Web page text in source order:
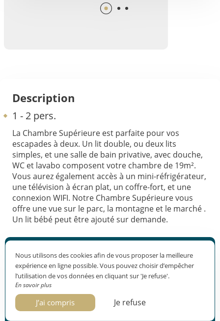
Description
1 - 2 pers.
La Chambre Supérieure est parfaite pour vos
escapades à deux. Un lit double, ou deux lits
simples, et une salle de bain privative, avec douche,
WC et lavabo composent votre chambre de 19m².
Vous aurez également accès à un mini-réfrigérateur,
une télévision à écran plat, un coffre-fort, et une
connexion WIFI. Notre Chambre Supérieure vous
offre une vue sur le parc, la montagne et le marché .
Un lit bébé peut être ajouté sur demande.
Caractéristiques
2 personnes
19m²
Vue parc/marché/montagne
Check-in : à partir de 15h Check-out : avant 11h
Nous utilisons des cookies afin de vous proposer la meilleure
expérience en ligne possible. Vous pouvez choisir d’empêcher
l’utilisation de vos données en cliquant sur 'Je refuse'.
En savoir plus
J’ai compris Je refuse